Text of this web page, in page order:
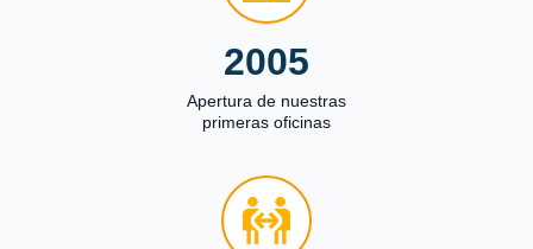
2005
Apertura de nuestras
primeras oficinas